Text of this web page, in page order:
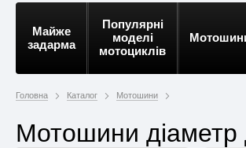
Майже
задарма
Популярні
моделі
мотоциклів
Головна Каталог Мотошини
Мотошини діаметр